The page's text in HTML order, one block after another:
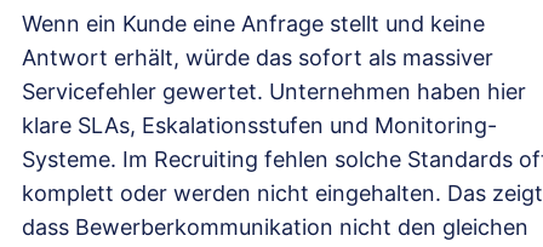
Wenn ein Kunde eine Anfrage stellt und keine
Antwort erhält, würde das sofort als massiver
Servicefehler gewertet. Unternehmen haben hier
klare SLAs, Eskalationsstufen und Monitoring-
Systeme. Im Recruiting fehlen solche Standards
komplett oder werden nicht eingehalten. Das
dass Bewerberkommunikation nicht den gleichen